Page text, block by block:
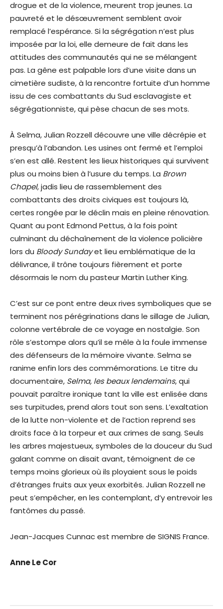
drogue et de la violence, meurent trop jeunes. La
pauvreté et le désœuvrement semblent avoir
remplacé l’espérance. Si la ségrégation n’est plus
imposée par la loi, elle demeure de fait dans les
attitudes des communautés qui ne se mélangent
pas. La gêne est palpable lors d’une visite dans un
cimetière sudiste, à la rencontre fortuite d’un homme
issu de ces combattants du Sud esclavagiste et
ségrégationniste, qui pèse chacun de ses mots.
À Selma, Julian Rozzell découvre une ville décrépie et
presqu’à l’abandon. Les usines ont fermé et l’emploi
s’en est allé. Restent les lieux historiques qui survivent
plus ou moins bien à l’usure du temps. La Brown
Chapel, jadis lieu de rassemblement des
combattants des droits civiques est toujours là,
certes rongée par le déclin mais en pleine rénovation.
Quant au pont Edmond Pettus, à la fois point
culminant du déchaînement de la violence policière
lors du Bloody Sundayet lieu emblématique de la
délivrance, il trône toujours fièrement et porte
désormais le nom du pasteur Martin Luther King.
C’est sur ce pont entre deux rives symboliques que se
terminent nos pérégrinations dans le sillage de Julian,
colonne vertébrale de ce voyage en nostalgie. Son
rôle s’estompe alors qu’il se mêle à la foule immense
des défenseurs de la mémoire vivante. Selma se
ranime enfin lors des commémorations. Le titre du
documentaire, Selma, les beaux lendemains, qui
pouvait paraître ironique tant la ville est enlisée dans
ses turpitudes, prend alors tout son sens. L’exaltation
de la lutte non-violente et de l’action reprend ses
droits face à la torpeur et aux crimes de sang. Seuls
les arbres majestueux, symboles de la douceur du Sud
galant comme on disait avant, témoignent de ce
temps moins glorieux où ils ployaient sous le poids
d’étranges fruits aux yeux exorbités. Julian Rozzell ne
peut s’empêcher, en les contemplant, d’y entrevoir les
fantômes du passé.
Jean-Jacques Cunnac est membre de SIGNIS France.
Anne Le Cor